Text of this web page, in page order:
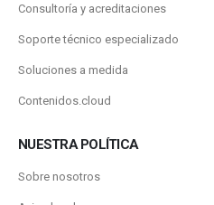
Consultoría y acreditaciones
Soporte técnico especializado
Soluciones a medida
Contenidos.cloud
NUESTRA POLÍTICA
Sobre nosotros